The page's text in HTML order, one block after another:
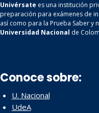
Univérsate es una institución
preparación para exámenes de
así como para la Prueba Saber y
Universidad Nacional de
Conoce sobre:
U. Nacional
UdeA